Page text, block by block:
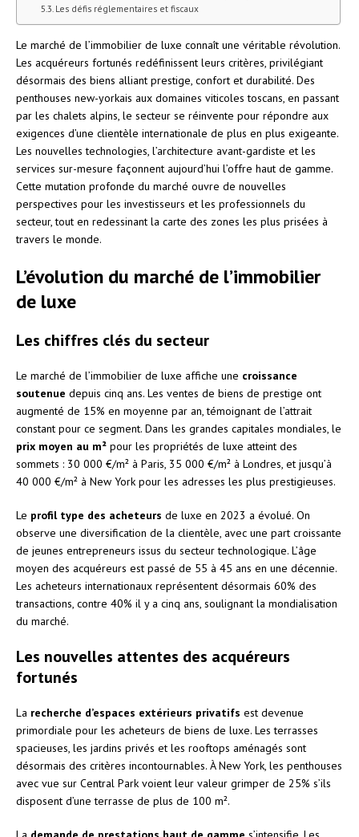
Les défis réglementaires et fiscaux
Le marché de l’immobilier de luxe connaît une véritable révolution.
Les acquéreurs fortunés redéfinissent leurs critères, privilégiant
désormais des biens alliant prestige, confort et durabilité. Des
penthouses new-yorkais aux domaines viticoles toscans, en passant
par les chalets alpins, le secteur se réinvente pour répondre aux
exigences d’une clientèle internationale de plus en plus exigeante.
Les nouvelles technologies, l’architecture avant-gardiste et les
services sur-mesure façonnent aujourd’hui l’offre haut de gamme.
Cette mutation profonde du marché ouvre de nouvelles
perspectives pour les investisseurs et les professionnels du
secteur, tout en redessinant la carte des zones les plus prisées à
travers le monde.
L’évolution du marché de l’immobilier
de luxe
Les chiffres clés du secteur
Le marché de l’immobilier de luxe affiche une croissance
soutenue depuis cinq ans. Les ventes de biens de prestige ont
augmenté de 15% en moyenne par an, témoignant de l’attrait
constant pour ce segment. Dans les grandes capitales mondiales, le
prix moyen au m² pour les propriétés de luxe atteint des
sommets : 30 000 €/m² à Paris, 35 000 €/m² à Londres, et jusqu’à
40 000 €/m² à New York pour les adresses les plus prestigieuses.
Le profil type des acheteurs de luxe en 2023 a évolué. On
observe une diversification de la clientèle, avec une part croissante
de jeunes entrepreneurs issus du secteur technologique. L’âge
moyen des acquéreurs est passé de 55 à 45 ans en une décennie.
Les acheteurs internationaux représentent désormais 60% des
transactions, contre 40% il y a cinq ans, soulignant la mondialisation
du marché.
Les nouvelles attentes des acquéreurs
fortunés
La recherche d’espaces extérieurs privatifs est devenue
primordiale pour les acheteurs de biens de luxe. Les terrasses
spacieuses, les jardins privés et les rooftops aménagés sont
désormais des critères incontournables. À New York, les penthouses
avec vue sur Central Park voient leur valeur grimper de 25% s’ils
disposent d’une terrasse de plus de 100 m².